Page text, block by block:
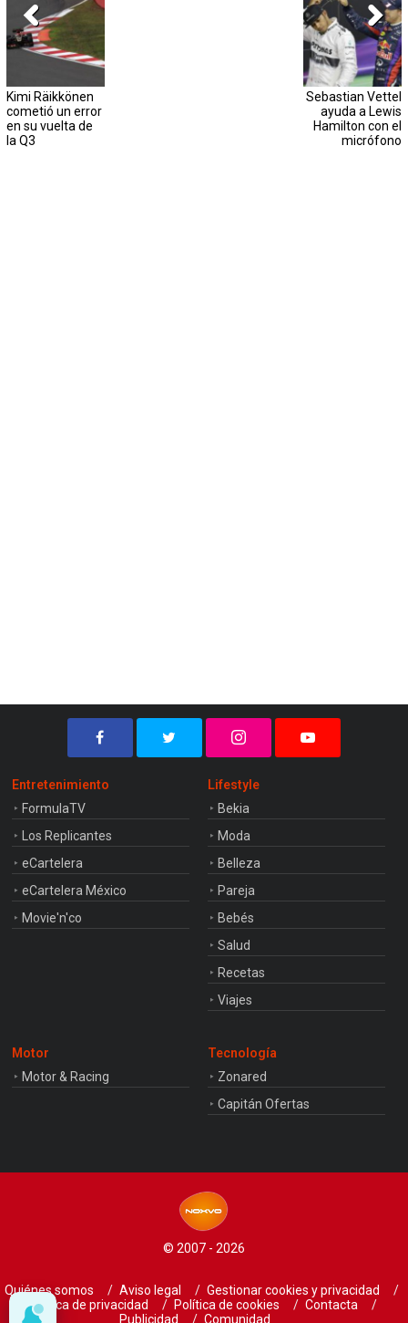
Kimi Räikkönen
cometió un error
en su vuelta de
la Q3
Sebastian Vettel
ayuda a Lewis
Hamilton con el
micrófono
Entretenimiento
FormulaTV
Los Replicantes
eCartelera
eCartelera México
Movie'n'co
Lifestyle
Bekia
Moda
Belleza
Pareja
Bebés
Salud
Recetas
Viajes
Motor
Motor & Racing
Tecnología
Zonared
Capitán Ofertas
© 2007 - 2026
Quiénes somos Aviso legal
Gestionar cookies y privacidad
Política de privacidad
Política de cookies
Contacta
Publicidad
Comunidad